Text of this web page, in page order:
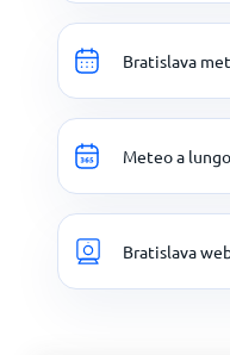
Bratislava
Meteo a
Bratislava